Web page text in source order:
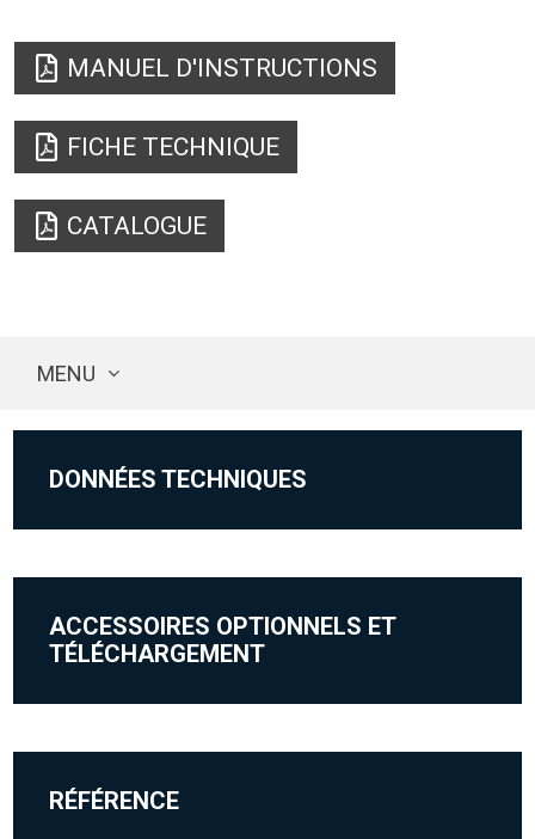
MANUEL D'INSTRUCTIONS
FICHE TECHNIQUE
CATALOGUE
MENU
DONNÉES TECHNIQUES
ACCESSOIRES OPTIONNELS ET
TÉLÉCHARGEMENT
RÉFÉRENCE